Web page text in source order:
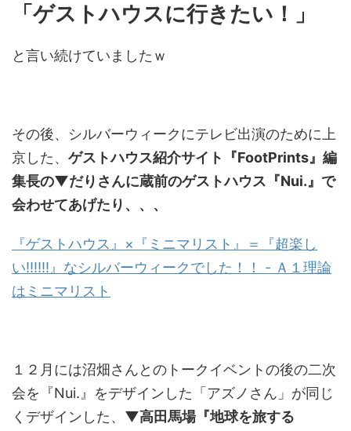
「ゲストハウスに行きたい！」
と言い続けていましたｗ
その後、シルバーウィークにテレビ出演のために上
京した、 ゲストハウス紹介サイト『FootPrints』編
集長の▼だりさんに蔵前のゲストハウス『Nui.』で
会わせてあげたり、、、
『ゲストハウス』×『ミニマリスト』＝『超楽し
い!!!!!!』なシルバーウィークでした！！ - Ａ１理論
はミニマリスト
１２月には沼畑さんとのトークイベントの後の二次
会を『Nui.』をデザインした「アズノさん」が同じ
くデザインした、 ▼高田馬場『地球を旅する